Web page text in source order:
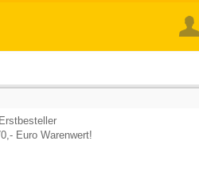
Euro Warenwert!